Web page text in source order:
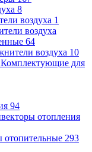
8
воздуха 1
воздуха
64
воздуха 10
Комплектующие для
94
отопления
отопительные 293